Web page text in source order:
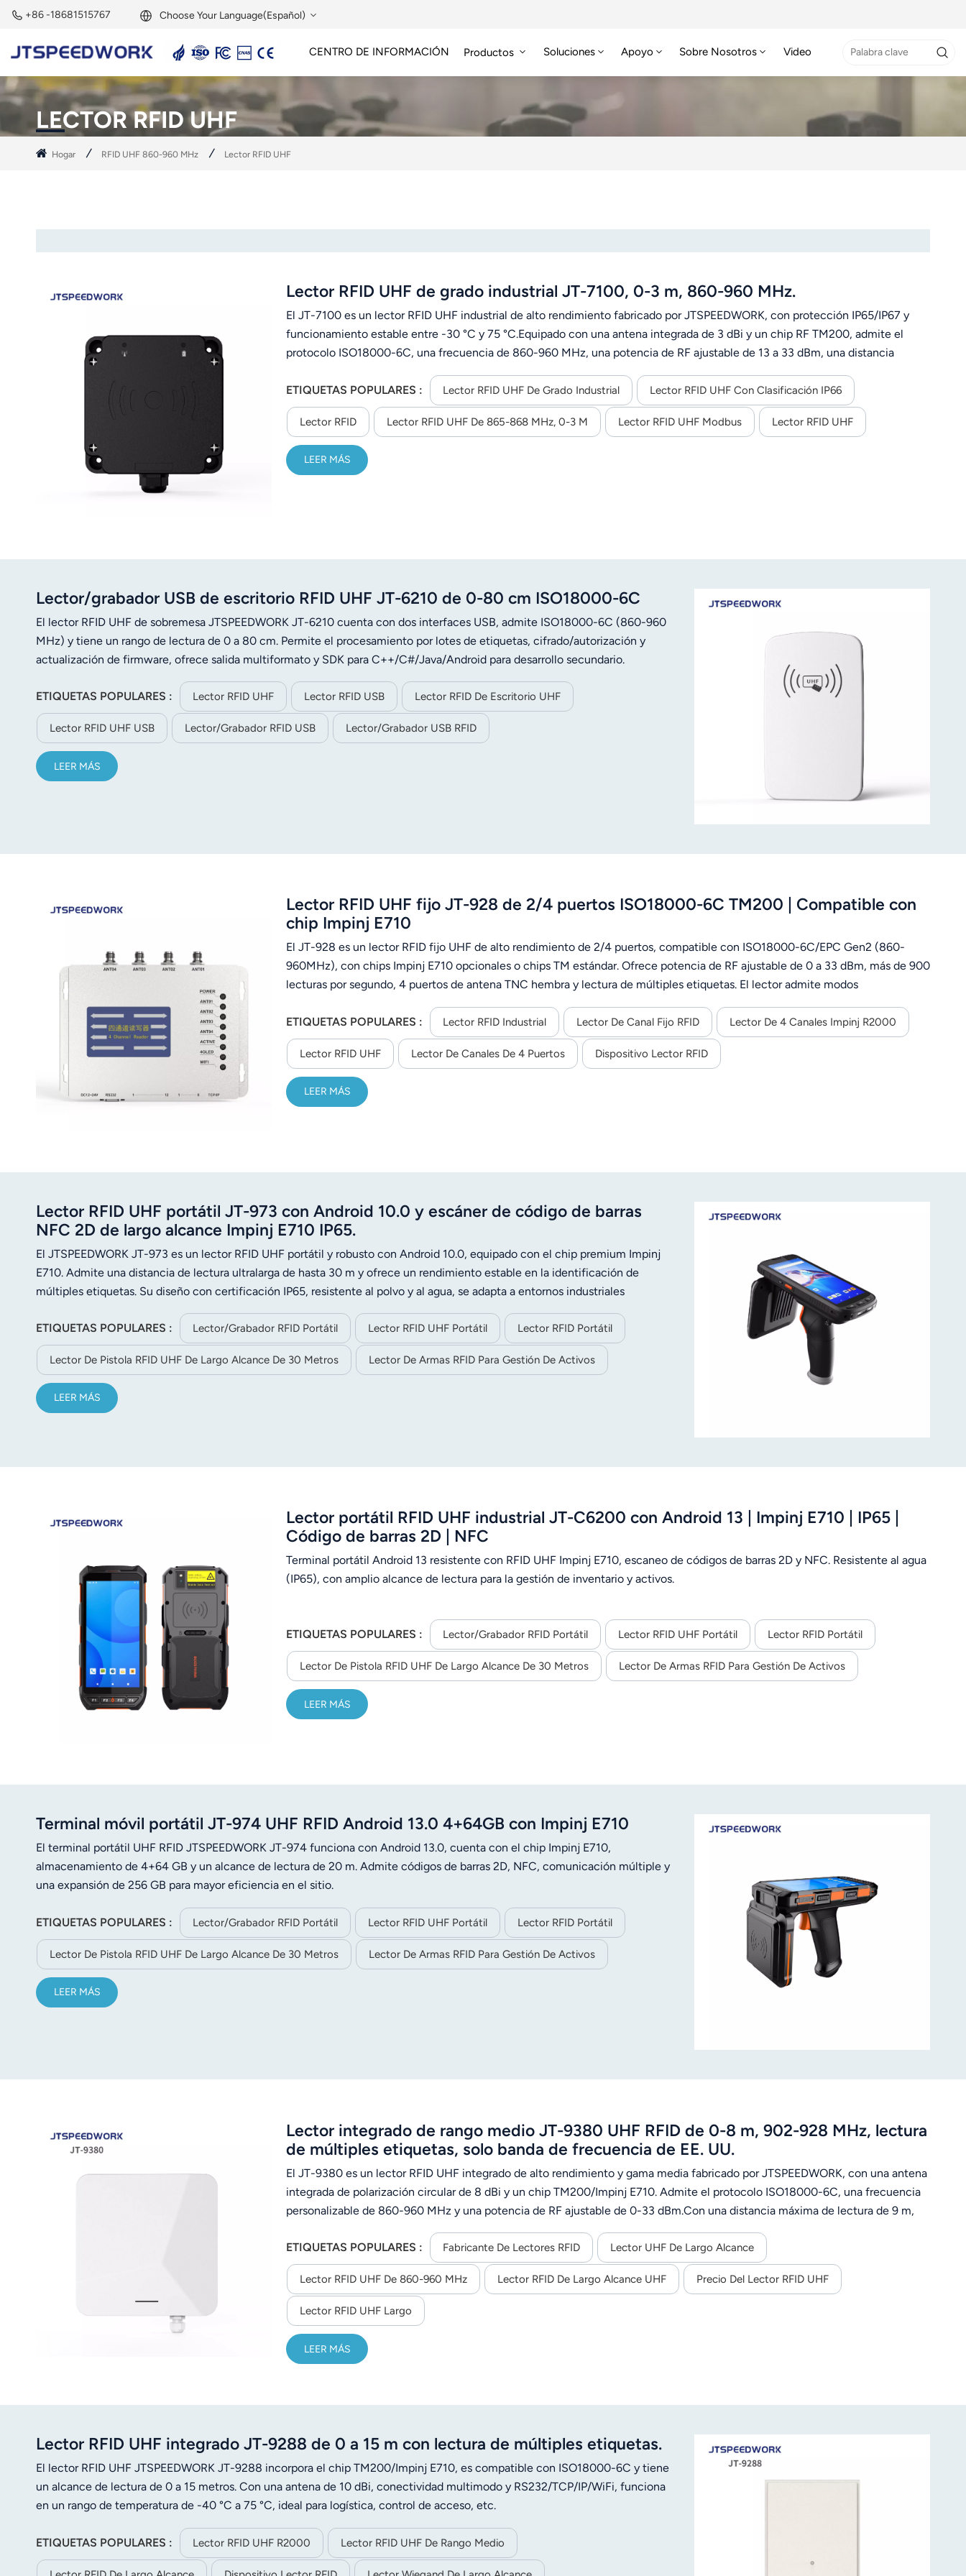
+86 -18681515767 Choose Your Language(Español)
English
Français
Deutsch
แบบไทย
Tiếng Việt
Indonesia
norsk
magyar
CENTRO DE INFORMACIÓN Productos Soluciones Apoyo Sobre Nosotros Video
LECTOR RFID UHF
Hogar RFID UHF 860-960 MHz Lector RFID UHF
Lector RFID UHF de grado industrial JT-7100, 0-3 m, 860-960 MHz.
El JT-7100 es un lector RFID UHF industrial de alto rendimiento fabricado por JTSPEEDWORK, con protección IP65/IP67 y
funcionamiento estable entre -30 °C y 75 °C.Equipado con una antena integrada de 3 dBi y un chip RF TM200, admite el
protocolo ISO18000-6C, una frecuencia de 860-960 MHz, una potencia de RF ajustable de 13 a 33 dBm, una distancia
compatibilidad con SDK para desarrollo secundario y es ideal para la gestión de activos industriales, el seguimiento logístico y
la automatización de la producción.
ETIQUETAS POPULARES : Lector RFID UHF De Grado Industrial Lector RFID UHF Con Clasificación IP66
Lector RFID Lector RFID UHF De 865-868 MHz, 0-3 M Lector RFID UHF Modbus Lector RFID UHF
LEER MÁS
Lector/grabador USB de escritorio RFID UHF JT-6210 de 0-80 cm ISO18000-6C
El lector RFID UHF de sobremesa JTSPEEDWORK JT-6210 cuenta con dos interfaces USB, admite ISO18000-6C (860-960
MHz) y tiene un rango de lectura de 0 a 80 cm. Permite el procesamiento por lotes de etiquetas, cifrado/autorización y
actualización de firmware, ofrece salida multiformato y SDK para C++/C#/Java/Android para desarrollo secundario.
ETIQUETAS POPULARES : Lector RFID UHF Lector RFID USB Lector RFID De Escritorio UHF
Lector RFID UHF USB Lector/grabador RFID USB Lector/grabador USB RFID
LEER MÁS
Lector RFID UHF fijo JT-928 de 2/4 puertos ISO18000-6C TM200 | Compatible con
chip Impinj E710
El JT-928 es un lector RFID fijo UHF de alto rendimiento de 2/4 puertos, compatible con ISO18000-6C/EPC Gen2 (860-
960MHz), con chips Impinj E710 opcionales o chips TM estándar. Ofrece potencia de RF ajustable de 0 a 33 dBm, más de 900
lecturas por segundo, 4 puertos de antena TNC hembra y lectura de múltiples etiquetas. El lector admite modos
aluminio, cuenta con 2 entradas de disparo/2 salidas de relé, soporte RSSI y un SDK multilingüe para desarrollo secundario,
ideal para logística, gestión de activos y transporte inteligente.
ETIQUETAS POPULARES : Lector RFID Industrial Lector De Canal Fijo RFID Lector De 4 Canales Impinj R2000
Lector RFID UHF Lector De Canales De 4 Puertos Dispositivo Lector RFID
LEER MÁS
Lector RFID UHF portátil JT-973 con Android 10.0 y escáner de código de barras
NFC 2D de largo alcance Impinj E710 IP65.
El JTSPEEDWORK JT-973 es un lector RFID UHF portátil y robusto con Android 10.0, equipado con el chip premium Impinj
E710. Admite una distancia de lectura ultralarga de hasta 30 m y ofrece un rendimiento estable en la identificación de
múltiples etiquetas. Su diseño con certificación IP65, resistente al polvo y al agua, se adapta a entornos industriales
y funciones NFC, con soporte completo para comunicación en red, lo que lo hace ideal para la gestión de inventario, logística
y seguimiento de activos en almacenes.
ETIQUETAS POPULARES : Lector/grabador RFID Portátil Lector RFID UHF Portátil Lector RFID Portátil
Lector De Pistola RFID UHF De Largo Alcance De 30 Metros Lector De Armas RFID Para Gestión De Activos
LEER MÁS
Lector portátil RFID UHF industrial JT-C6200 con Android 13 | Impinj E710 | IP65 |
Código de barras 2D | NFC
Terminal portátil Android 13 resistente con RFID UHF Impinj E710, escaneo de códigos de barras 2D y NFC. Resistente al agua
(IP65), con amplio alcance de lectura para la gestión de inventario y activos.
ETIQUETAS POPULARES : Lector/grabador RFID Portátil Lector RFID UHF Portátil Lector RFID Portátil
Lector De Pistola RFID UHF De Largo Alcance De 30 Metros Lector De Armas RFID Para Gestión De Activos
LEER MÁS
Terminal móvil portátil JT-974 UHF RFID Android 13.0 4+64GB con Impinj E710
El terminal portátil UHF RFID JTSPEEDWORK JT-974 funciona con Android 13.0, cuenta con el chip Impinj E710,
almacenamiento de 4+64 GB y un alcance de lectura de 20 m. Admite códigos de barras 2D, NFC, comunicación múltiple y
una expansión de 256 GB para mayor eficiencia en el sitio.
ETIQUETAS POPULARES : Lector/grabador RFID Portátil Lector RFID UHF Portátil Lector RFID Portátil
Lector De Pistola RFID UHF De Largo Alcance De 30 Metros Lector De Armas RFID Para Gestión De Activos
LEER MÁS
Lector integrado de rango medio JT-9380 UHF RFID de 0-8 m, 902-928 MHz, lectura
de múltiples etiquetas, solo banda de frecuencia de EE. UU.
El JT-9380 es un lector RFID UHF integrado de alto rendimiento y gama media fabricado por JTSPEEDWORK, con una antena
integrada de polarización circular de 8 dBi y un chip TM200/Impinj E710. Admite el protocolo ISO18000-6C, una frecuencia
personalizable de 860-960 MHz y una potencia de RF ajustable de 0-33 dBm.Con una distancia máxima de lectura de 9 m,
compatibilidad con SDK para desarrollo secundario y funcionamiento estable entre -40 °C y 75 °C, lo que lo hace adecuado
para la gestión de activos industriales y el seguimiento logístico.
ETIQUETAS POPULARES : Fabricante De Lectores RFID Lector UHF De Largo Alcance
Lector RFID UHF De 860-960 MHz Lector RFID De Largo Alcance UHF Precio Del Lector RFID UHF
Lector RFID UHF Largo
LEER MÁS
Lector RFID UHF integrado JT-9288 de 0 a 15 m con lectura de múltiples etiquetas.
El lector RFID UHF JTSPEEDWORK JT-9288 incorpora el chip TM200/Impinj E710, es compatible con ISO18000-6C y tiene
un alcance de lectura de 0 a 15 metros. Con una antena de 10 dBi, conectividad multimodo y RS232/TCP/IP/WiFi, funciona
en un rango de temperatura de -40 °C a 75 °C, ideal para logística, control de acceso, etc.
ETIQUETAS POPULARES : Lector RFID UHF R2000 Lector RFID UHF De Rango Medio